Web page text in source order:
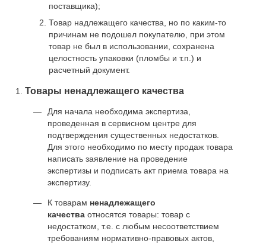
поставщика);
Товар надлежащего качества, но по каким-то
причинам не подошел покупателю, при этом
товар не был в использовании, сохранена
целостность упаковки (пломбы и т.п.) и
расчетный документ.
Товары ненадлежащего качества
Для начала необходима экспертиза,
проведенная в сервисном центре для
подтверждения существенных недостатков.
Для этого необходимо по месту продаж товара
написать заявление на проведение
экспертизы и подписать акт приема товара на
экспертизу.
К товарам ненадлежащего
качества относятся товары: товар с
недостатком, т.е. с любым несоответствием
требованиям нормативно-правовых актов,